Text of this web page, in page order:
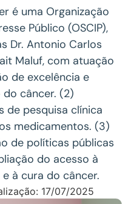
é uma Organização
Público (OSCIP),
Dr. Antonio Carlos
Maluf, com atuação
de excelência e
câncer. (2)
de pesquisa clínica
medicamentos. (3)
de políticas públicas
do acesso à
à cura do câncer.
17/07/2025